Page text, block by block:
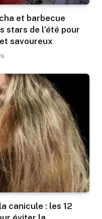
et barbecue
stars de l’été pour
savoureux
canicule : les 12